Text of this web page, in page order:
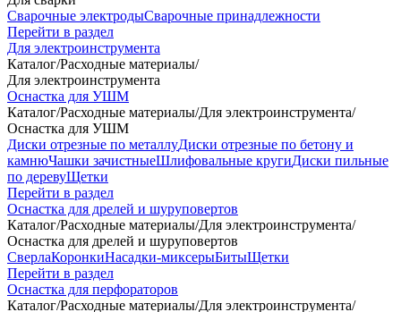
Сварочные электродыСварочные принадлежности
Перейти в раздел
Для электроинструмента
Каталог/Расходные материалы/
Для электроинструмента
Оснастка для УШМ
Каталог/Расходные материалы/Для электроинструмента/
Оснастка для УШМ
Диски отрезные по металлуДиски отрезные по бетону и
камнюЧашки зачистныеШлифовальные кругиДиски пильные
по деревуЩетки
Перейти в раздел
Оснастка для дрелей и шуруповертов
Каталог/Расходные материалы/Для электроинструмента/
Оснастка для дрелей и шуруповертов
СверлаКоронкиНасадки-миксерыБитыЩетки
Перейти в раздел
Оснастка для перфораторов
Каталог/Расходные материалы/Для электроинструмента/